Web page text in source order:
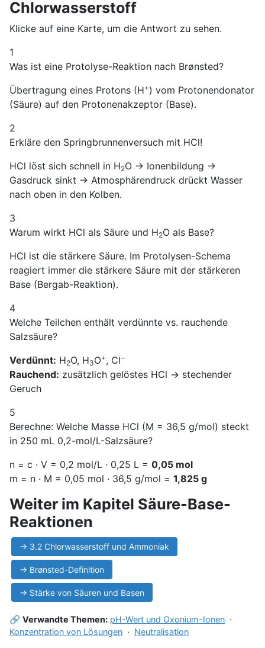
Chlorwasserstoff
Klicke auf eine Karte, um die Antwort zu sehen.
1
Was ist eine Protolyse-Reaktion nach Brønsted?
Übertragung eines Protons (H+) vom Protonendonator
(Säure) auf den Protonenakzeptor (Base).
2
Erkläre den Springbrunnenversuch mit HCl!
HCl löst sich schnell in H2O → Ionenbildung →
Gasdruck sinkt → Atmosphärendruck drückt Wasser
nach oben in den Kolben.
3
Warum wirkt HCl als Säure und H2O als Base?
HCl ist die stärkere Säure. Im Protolysen-Schema
reagiert immer die stärkere Säure mit der stärkeren
Base (Bergab-Reaktion).
4
Welche Teilchen enthält verdünnte vs. rauchende
Salzsäure?
Verdünnt: H2O, H3O+, Cl−
Rauchend: zusätzlich gelöstes HCl → stechender
Geruch
5
Berechne: Welche Masse HCl (M = 36,5 g/mol) steckt
in 250 mL 0,2-mol/L-Salzsäure?
n = c · V = 0,2 mol/L · 0,25 L = 0,05 mol
m = n · M = 0,05 mol · 36,5 g/mol = 1,825 g
Weiter im Kapitel Säure-Base-
Reaktionen
→ 3.2 Chlorwasserstoff und Ammoniak
→ Brønsted-Definition
→ Stärke von Säuren und Basen
🔗 Verwandte Themen: pH-Wert und Oxonium-Ionen ·
Konzentration von Lösungen · Neutralisation